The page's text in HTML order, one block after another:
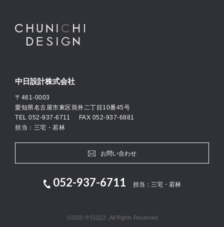
中日設計株式会社
〒461-0003
愛知県名古屋市東区筒井二丁目10番45号
TEL 052-937-6711 FAX 052-937-6881
担当：三宅・若林
お問い合わせ
052-937-6711 担当：三宅・若林
©2020 中日設計.,All Rights Reserved